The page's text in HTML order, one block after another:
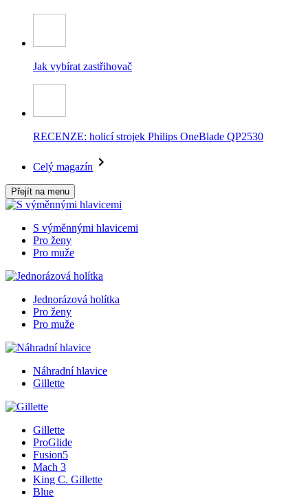
Jak vybírat zastřihovač
RECENZE: holicí strojek Philips OneBlade QP2530
Celý magazín
Přejít na menu
S výměnnými hlavicemi
Pro ženy
Pro muže
Jednorázová holítka
Pro ženy
Pro muže
Náhradní hlavice
Gillette
Gillette
ProGlide
Fusion5
Mach 3
King C. Gillette
Blue